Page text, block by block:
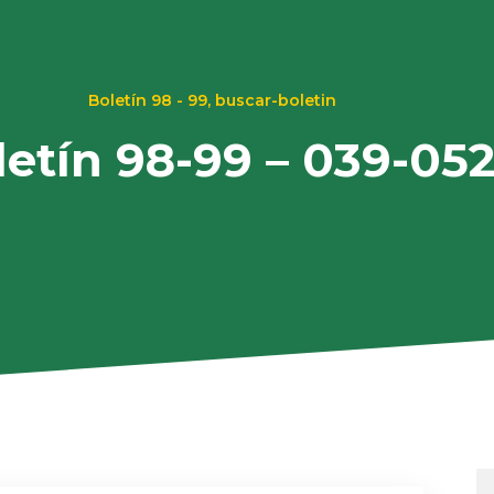
Boletín 98 - 99, buscar-boletin
98-99 – 039-052